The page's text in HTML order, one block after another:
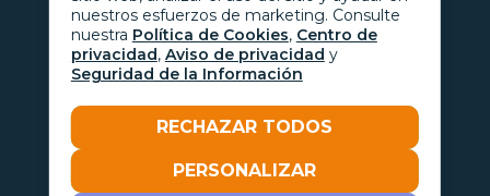
nuestros esfuerzos de marketing. Consulte
nuestra Política de Cookies, Centro de
privacidad, Aviso de privacidad y
Seguridad de la Información
RECHAZAR TODOS
PERSONALIZAR